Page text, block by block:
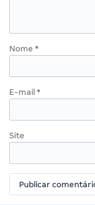
Nome *
E-mail *
Site